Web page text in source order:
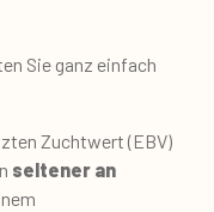
Sie ganz einfach
Zuchtwert (EBV)
seltener an